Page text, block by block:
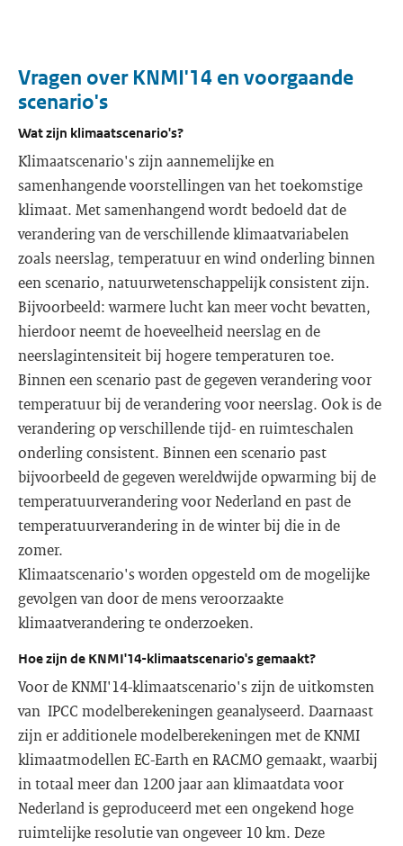
Vragen over KNMI'14 en voorgaande
scenario's
Wat zijn klimaatscenario's?
Klimaatscenario's zijn aannemelijke en
samenhangende voorstellingen van het toekomstige
klimaat. Met samenhangend wordt bedoeld dat de
verandering van de verschillende klimaatvariabelen
zoals neerslag, temperatuur en wind onderling binnen
een scenario, natuurwetenschappelijk consistent zijn.
Bijvoorbeeld: warmere lucht kan meer vocht bevatten,
hierdoor neemt de hoeveelheid neerslag en de
neerslagintensiteit bij hogere temperaturen toe.
Binnen een scenario past de gegeven verandering voor
temperatuur bij de verandering voor neerslag. Ook is de
verandering op verschillende tijd- en ruimteschalen
onderling consistent. Binnen een scenario past
bijvoorbeeld de gegeven wereldwijde opwarming bij de
temperatuurverandering voor Nederland en past de
temperatuurverandering in de winter bij die in de
zomer.
Klimaatscenario's worden opgesteld om de mogelijke
gevolgen van door de mens veroorzaakte
klimaatverandering te onderzoeken.
Hoe zijn de KNMI'14-klimaatscenario's gemaakt?
Voor de KNMI'14-klimaatscenario's zijn de uitkomsten
van IPCC modelberekeningen geanalyseerd. Daarnaast
zijn er additionele modelberekeningen met de KNMI
klimaatmodellen EC-Earth en RACMO gemaakt, waarbij
in totaal meer dan 1200 jaar aan klimaatdata voor
Nederland is geproduceerd met een ongekend hoge
ruimtelijke resolutie van ongeveer 10 km. Deze